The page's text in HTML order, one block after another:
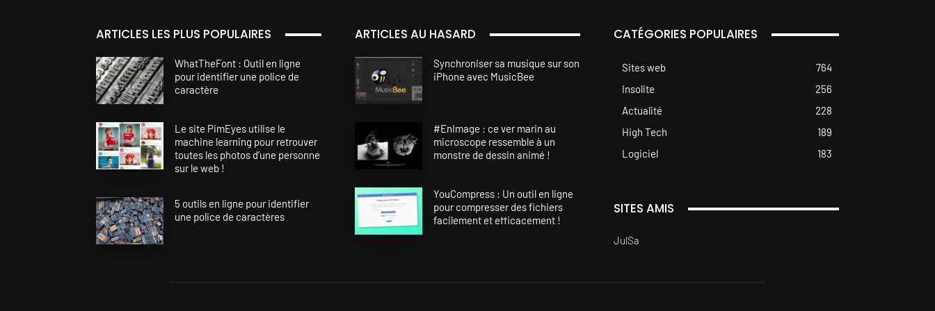
ARTICLES LES PLUS POPULAIRES
WhatTheFont : Outil en ligne
pour identifier une police de
caractère
Le site PimEyes utilise le
machine learning pour retrouver
toutes les photos d’une personne
sur le web !
5 outils en ligne pour identifier
une police de caractères
ARTICLES AU HASARD
Synchroniser sa musique sur son
iPhone avec MusicBee
#EnImage : ce ver marin au
microscope ressemble à un
monstre de dessin animé !
YouCompress : Un outil en ligne
pour compresser des fichiers
facilement et efficacement !
CATÉGORIES POPULAIRES
Sites web
764
Insolite
256
Actualité
228
High Tech
189
Logiciel
183
SITES AMIS
JulSa